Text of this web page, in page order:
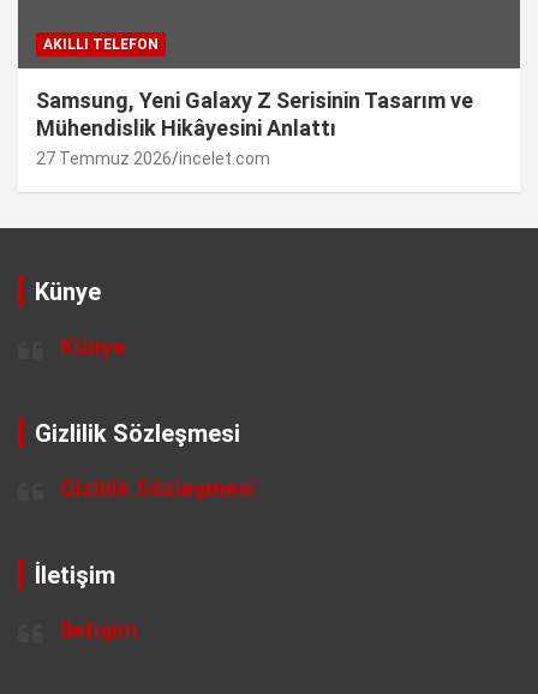
AKILLI TELEFON
Samsung, Yeni Galaxy Z Serisinin Tasarım ve
Mühendislik Hikâyesini Anlattı
27 Temmuz 2026 incelet.com
Künye
Künye
Gizlilik Sözleşmesi
Gizlilik Sözleşmesi
İletişim
İletişim